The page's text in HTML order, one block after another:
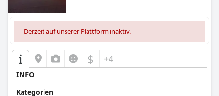
Derzeit auf unserer Plattform inaktiv.
$ +4
INFO
Kategorien